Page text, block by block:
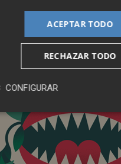
ACEPTAR TODO
RECHAZAR TODO
CONFIGURAR